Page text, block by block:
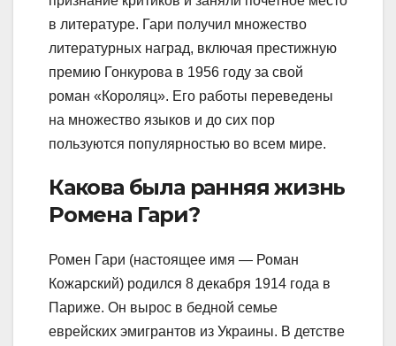
в литературе. Гари получил множество
литературных наград, включая престижную
премию Гонкурова в 1956 году за свой
роман «Короляц». Его работы переведены
на множество языков и до сих пор
пользуются популярностью во всем мире.
Какова была ранняя жизнь
Ромена Гари?
Ромен Гари (настоящее имя — Роман
Кожарский) родился 8 декабря 1914 года в
Париже. Он вырос в бедной семье
еврейских эмигрантов из Украины. В детстве